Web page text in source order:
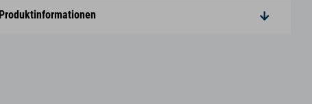
Produktinformationen